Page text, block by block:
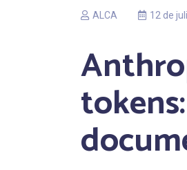
ALCA 12 de